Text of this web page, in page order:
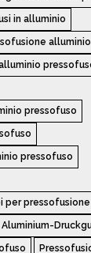
in alluminio
alluminio
pressofuso
pressofuso
per